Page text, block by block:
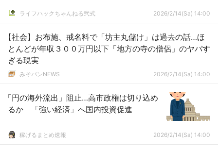
ライフハックちゃんねる弐式 2026/2/14(Sa) 14:00
【社会】お布施、戒名料で「坊主丸儲け」は過去の話…ほ
とんどが年収３００万円以下「地方の寺の僧侶」のヤバす
ぎる現実
みそパンNEWS 2026/2/14(Sa) 14:00
「円の海外流出」阻止…高市政権は切り込め
るか 「強い経済」へ国内投資促進
稼げるまとめ速報 2026/2/14(Sa) 14:00